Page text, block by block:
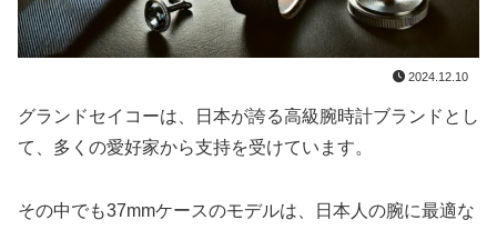
2024.12.10
グランドセイコーは、日本が誇る高級腕時計ブランドとし
て、多くの愛好家から支持を受けています。
その中でも37mmケースのモデルは、日本人の腕に最適な